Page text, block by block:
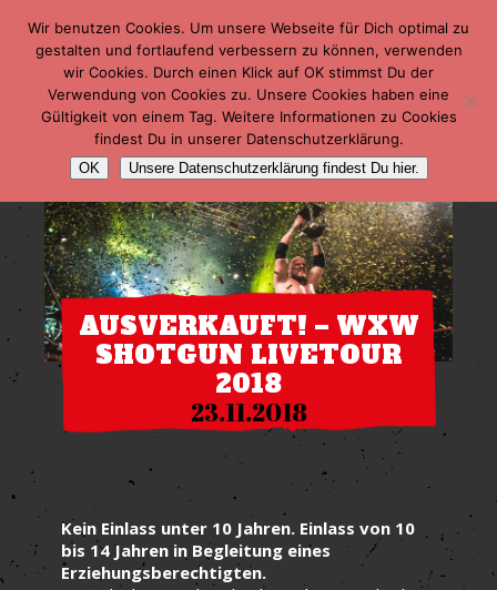
AUSVERKAUFT! – WXW
SHOTGUN LIVETOUR
2018
23.11.2018
Kein Einlass unter 10 Jahren. Einlass von 10
bis 14 Jahren in Begleitung eines
Erziehungsberechtigten.
Wir benutzen Cookies. Um unsere Webseite für Dich optimal zu
gestalten und fortlaufend verbessern zu können, verwenden
wir Cookies. Durch einen Klick auf OK stimmst Du der
Verwendung von Cookies zu. Unsere Cookies haben eine
Gültigkeit von einem Tag. Weitere Informationen zu Cookies
findest Du in unserer Datenschutzerklärung.
OK Unsere Datenschutzerklärung findest Du hier.